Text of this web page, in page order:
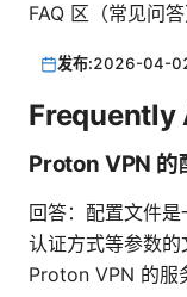
FAQ 区（常见问答
发布:2026-04-
Frequently
Proton VPN 的
回答：配置文件
认证方式等参数
Proton VPN 的服